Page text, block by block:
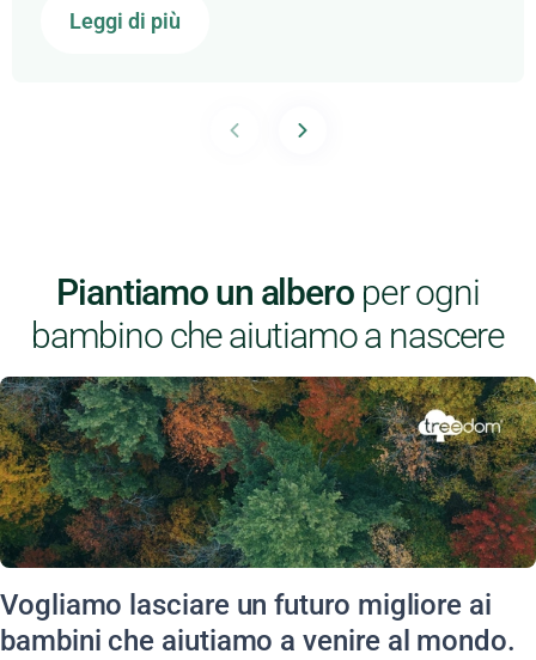
Leggi di più
Piantiamo un alberoper ogni
bambino che aiutiamo a nascere
Vogliamo lasciare un futuro migliore ai
bambini che aiutiamo a venire al mondo.